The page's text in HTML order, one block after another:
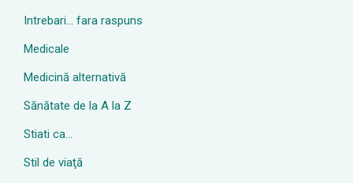
Intrebari… fara raspuns
Medicale
Medicină alternativă
Sănătate de la A la Z
Stiati ca…
Stil de viaţă